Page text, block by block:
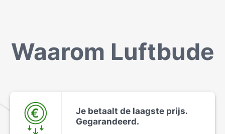
Waarom Luftbude
Je betaalt de laagste prijs.
Gegarandeerd.